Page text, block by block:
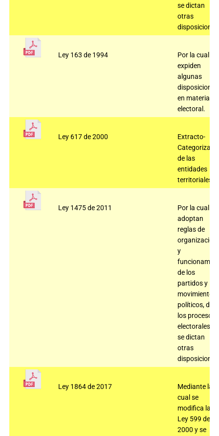
se dictan
otras
Ley 163 de 1994
Por la cual se
expiden
algunas
disposiciones
en materia
electoral.
Ley 617 de 2000
Extracto-
de las
entidades
territoriales.
Ley 1475 de 2011
Por la cual se
adoptan
reglas de
organización
y
de los
partidos y
movimientos
políticos, de
los procesos
electorales y
se dictan
otras
Ley 1864 de 2017
Mediante la
cual se
modifica la
Ley 599 de
2000 y se